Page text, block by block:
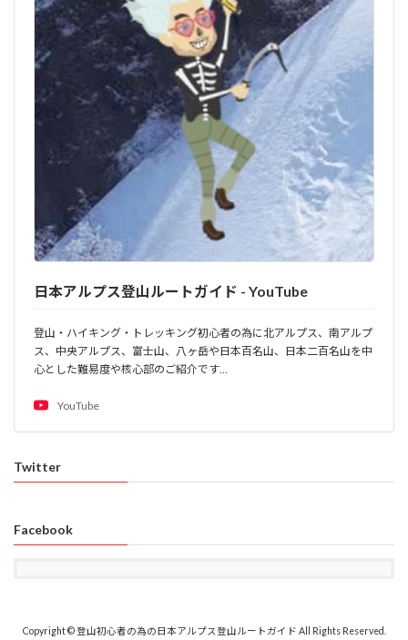
日本アルプス登山ルートガイド - YouTube
登山・ハイキング・トレッキング初心者の為に北アルプス、南アルプ
ス、中央アルプス、富士山、八ヶ岳や日本百名山、日本二百名山を中
心とした難易度や核心部のご紹介です…
YouTube
Twitter
Facebook
Copyright © 登山初心者の為の日本アルプス登山ルートガイド All Rights Reserved.